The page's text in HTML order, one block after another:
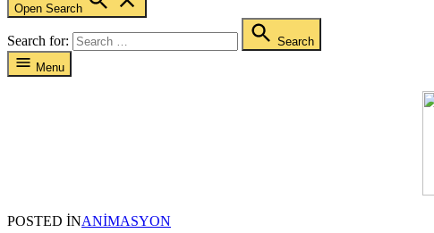
Open Search
Search for:
Search
Menu
POSTED INANIMASYON